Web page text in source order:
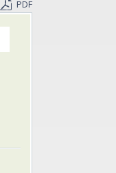
PDF